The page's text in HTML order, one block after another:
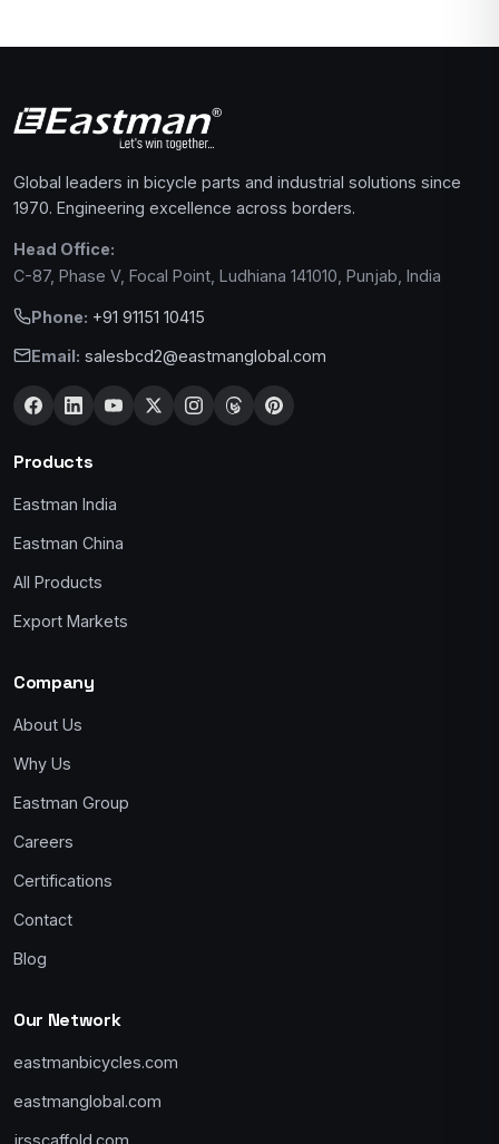
Global leaders in bicycle parts and industrial solutions since
1970. Engineering excellence across borders.
Head Office:
C-87, Phase V, Focal Point, Ludhiana 141010, Punjab, India
Phone: +91 91151 10415
Email: salesbcd2@eastmanglobal.com
Products
Eastman India
Eastman China
All Products
Export Markets
Company
About Us
Why Us
Eastman Group
Careers
Certifications
Contact
Blog
Our Network
eastmanbicycles.com
eastmanglobal.com
jrsscaffold.com